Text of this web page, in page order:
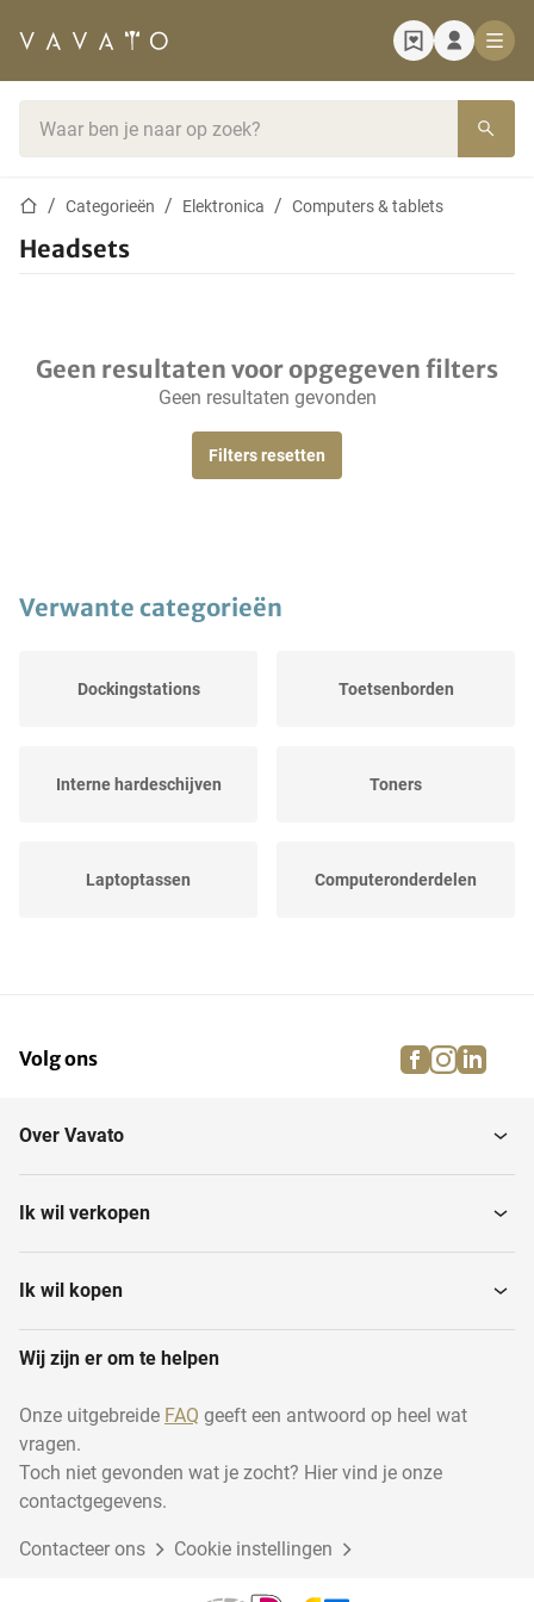
StartpaginaCategorieën Elektronica Computers & tablets
Headsets
Geen resultaten voor opgegeven filters
Geen resultaten gevonden
Filters resetten
Verwante categorieën
Dockingstations Toetsenborden
Interne hardeschijven Toners
Laptoptassen Computeronderdelen
Monitoren
Archiveren
E-readers
Volg ons facebook
Over Vavato
Ik wil verkopen
Ik wil kopen
Wij zijn er om te helpen
Onze uitgebreide FAQ geeft een antwoord op heel wat
vragen.
Toch niet gevonden wat je zocht? Hier vind je onze
contactgegevens.
Contacteer ons Cookie instellingen